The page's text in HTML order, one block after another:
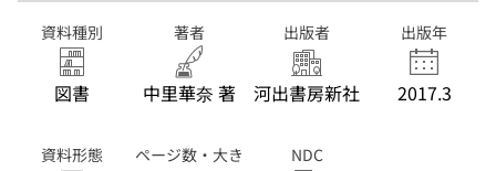
資料種別
図書
著者
中里華奈 著
出版者
河出書房新社
出版年
2017.3
資料形態
ページ数・大き
NDC